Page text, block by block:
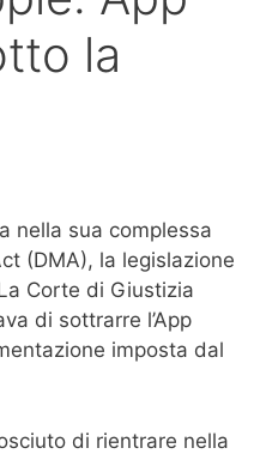
la
nella sua complessa
(DMA), la legislazione
Corte di Giustizia
di sottrarre l’App
imposta dal
di rientrare nella